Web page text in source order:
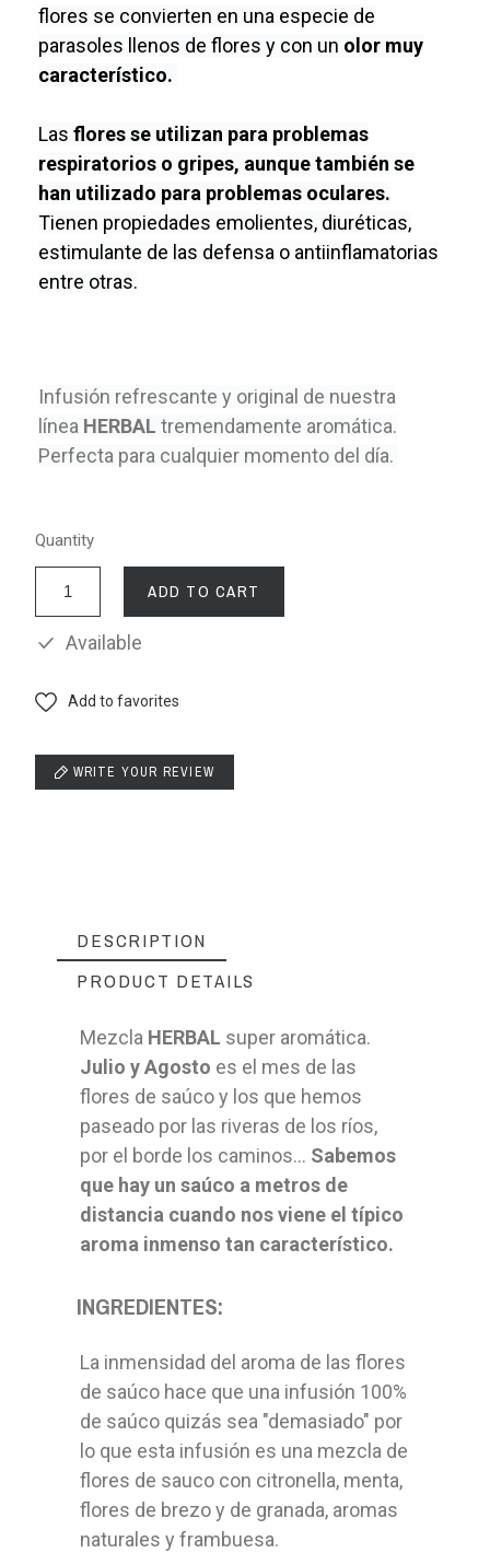
flores se convierten en una especie de
parasoles llenos de flores y con un olor muy
característico.
Lasflores se utilizan para problemas
respiratorios o gripes, aunque también se
han utilizado para problemas oculares.
Tienen propiedades emolientes, diuréticas,
estimulante de las defensa o antiinflamatorias
entre otras.
Infusión refrescante y original de nuestra
línea HERBAL tremendamente aromática.
Perfecta para cualquier momento del día.
Quantity
ADD TO CART
Available
Add to favorites
WRITE YOUR REVIEW
DESCRIPTION
PRODUCT DETAILS
Mezcla HERBAL super aromática.
Julio y Agosto es el mes de las
flores de saúco y los que hemos
paseado por las riveras de los ríos,
por el borde los caminos... Sabemos
que hay un saúco a metros de
distancia cuando nos viene el típico
aroma inmenso tan característico.
INGREDIENTES:
La inmensidad del aroma de las flores
de saúco hace que una infusión 100%
de saúco quizás sea "demasiado" por
lo que esta infusión es una mezcla de
flores de sauco con citronella, menta,
flores de brezo y de granada, aromas
naturales y frambuesa.